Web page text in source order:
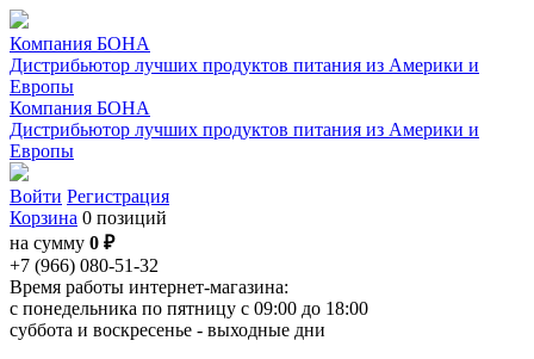
Компания БОНА
Дистрибьютор лучших продуктов питания из Америки и
Европы
Компания БОНА
Дистрибьютор лучших продуктов питания из Америки и
Европы
Войти Регистрация
Корзина 0 позиций
на сумму 0 ₽
+7 (966) 080-51-32
Время работы интернет-магазина:
с понедельника по пятницу с 09:00 до 18:00
суббота и воскресенье - выходные дни